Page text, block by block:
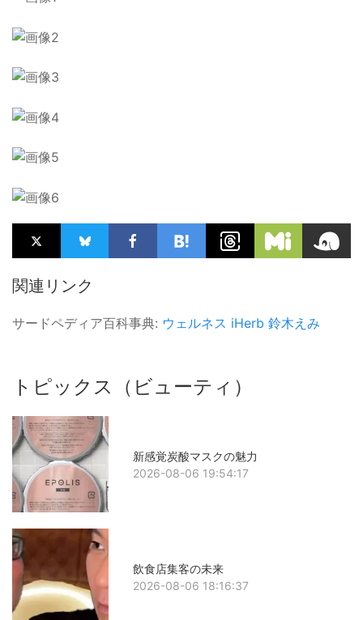
関連リンク
サードペディア百科事典: ウェルネス iHerb 鈴木えみ
トピックス（ビューティ）
新感覚炭酸マスクの魅力
2026-08-06 19:54:17
飲食店集客の未来
2026-08-06 18:16:37